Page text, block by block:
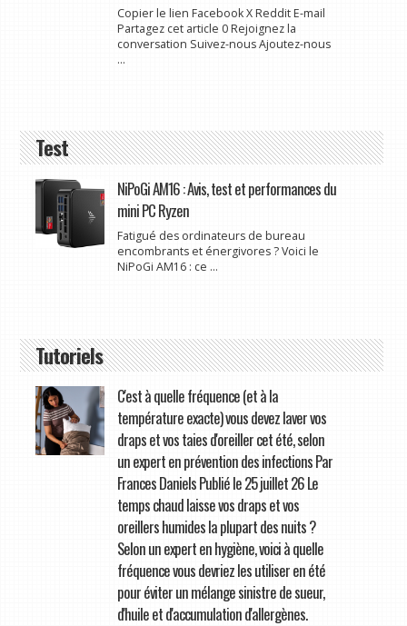
Copier le lien Facebook X Reddit E-mail
Partagez cet article 0 Rejoignez la
conversation Suivez-nous Ajoutez-nous
...
Test
NiPoGi AM16 : Avis, test et performances du
mini PC Ryzen
Fatigué des ordinateurs de bureau
encombrants et énergivores ? Voici le
NiPoGi AM16 : ce ...
Tutoriels
C'est à quelle fréquence (et à la
température exacte) vous devez laver vos
draps et vos taies d'oreiller cet été, selon
un expert en prévention des infections Par
Frances Daniels Publié le 25 juillet 26 Le
temps chaud laisse vos draps et vos
oreillers humides la plupart des nuits ?
Selon un expert en hygiène, voici à quelle
fréquence vous devriez les utiliser en été
pour éviter un mélange sinistre de sueur,
d'huile et d'accumulation d'allergènes.